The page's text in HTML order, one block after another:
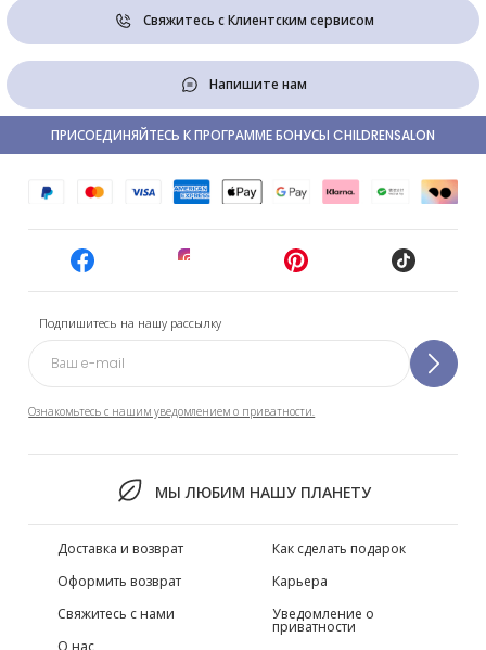
Свяжитесь с Клиентским сервисом
Напишите нам
Подпишитесь на нашу рассылку
Ознакомьтесь с нашим уведомлением о приватности.
МЫ ЛЮБИМ НАШУ ПЛАНЕТУ
ПРИСОЕДИНЯЙТЕСЬ К ПРОГРАММЕ БОНУСЫ CHILDRENSALON
Доставка и возврат
Оформить возврат
Свяжитесь с нами
О нас
Как сделать подарок
Карьера
Уведомление о
приватности